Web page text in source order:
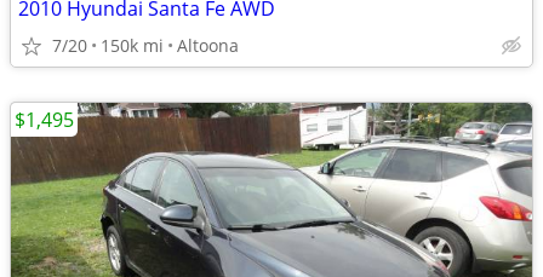
2010 Hyundai Santa Fe AWD
7/20 150k mi Altoona
$1,495